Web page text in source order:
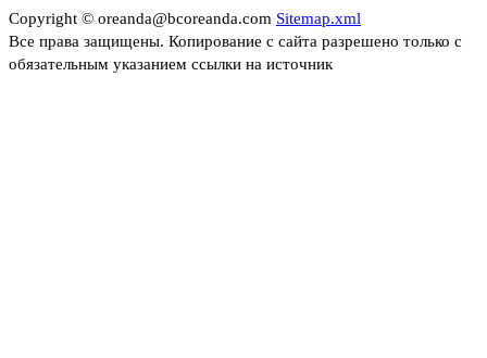
Copyright © oreanda@bcoreanda.com Sitemap.xml
Все права защищены. Копирование с сайта разрешено только с
обязательным указанием ссылки на источник